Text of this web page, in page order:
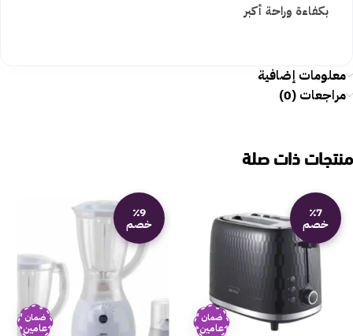
بكفاءة وراحة أكبر
معلومات إضافية
مراجعات (0)
منتجات ذات صلة
٪7
خصم
ضمان
عامين
٪9
خصم
ضمان
عامين